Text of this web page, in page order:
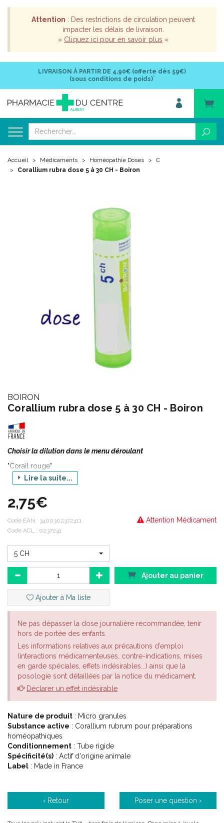
Attention : Des restrictions de circulation peuvent
impacter les délais de livraison.
» Cliquez ici pour en savoir plus «
LIVRAISON À PARTIR DE 4,90€ (offerte dès 59€)
(sous conditions de poids)*
Accueil Médicaments Homéopathie Doses
C
Corallium rubra dose 5 à 30 CH - Boiron
BOIRON
Corallium rubra dose 5 à 30 CH - Boiron
Choisir la dilution dans le menu déroulant
"Corail rouge"
Origine animale
Lire la suite...
2,75€
Attention Médicament
Code EAN : 3400302372411
Code ACL : 0237241
5 CH
Ajouter au panier
Ajouter à Ma liste
Ne pas dépasser la dose journalière recommandée, tenir
hors de portée des enfants.
Les informations relatives aux précautions d’emploi
(interactions médicamenteuses, contre-indications, mises
en garde spéciales, effets indésirables...) ainsi que la
posologie sont détaillées par la notice du médicament.
Déclarer un effet indésirable
Nature de produit : Micro granules
Substance active : Corallium rubrum pour préparations
homéopathiques
Conditionnement : Tube rigide
Spécificité(s) : Actif d'origine animale
Label : Made in France
‹ Retour Poser une question ›